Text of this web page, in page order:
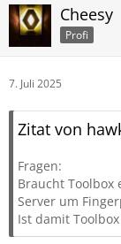
Cheesy
Profi
7. Juli 2025
Zitat von
Fragen:
Braucht
Server um
Ist damit